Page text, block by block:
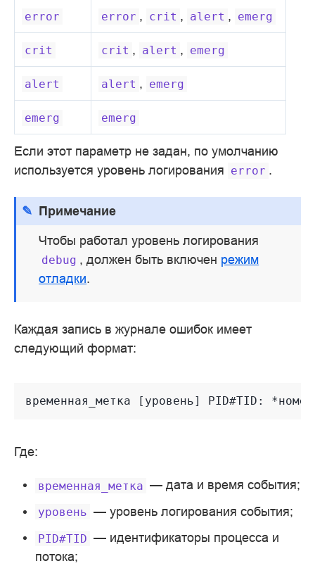
error error , crit , alert , emerg
crit crit , alert , emerg
alert alert , emerg
emerg emerg
Если этот параметр не задан, по умолчанию
используется уровень логирования error .
Примечание
Чтобы работал уровень логирования
debug , должен быть включен режим
отладки.
Каждая запись в журнале ошибок имеет
следующий формат:
Где:
временная_метка — дата и время события;
уровень — уровень логирования события;
PID#TID — идентификаторы процесса и
потока;